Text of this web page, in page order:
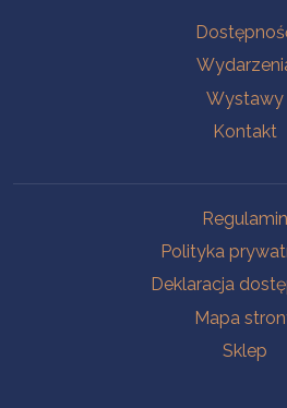
Wystawy
Kontakt
Regulamin
Polityka
Deklaracja
Mapa
Sklep